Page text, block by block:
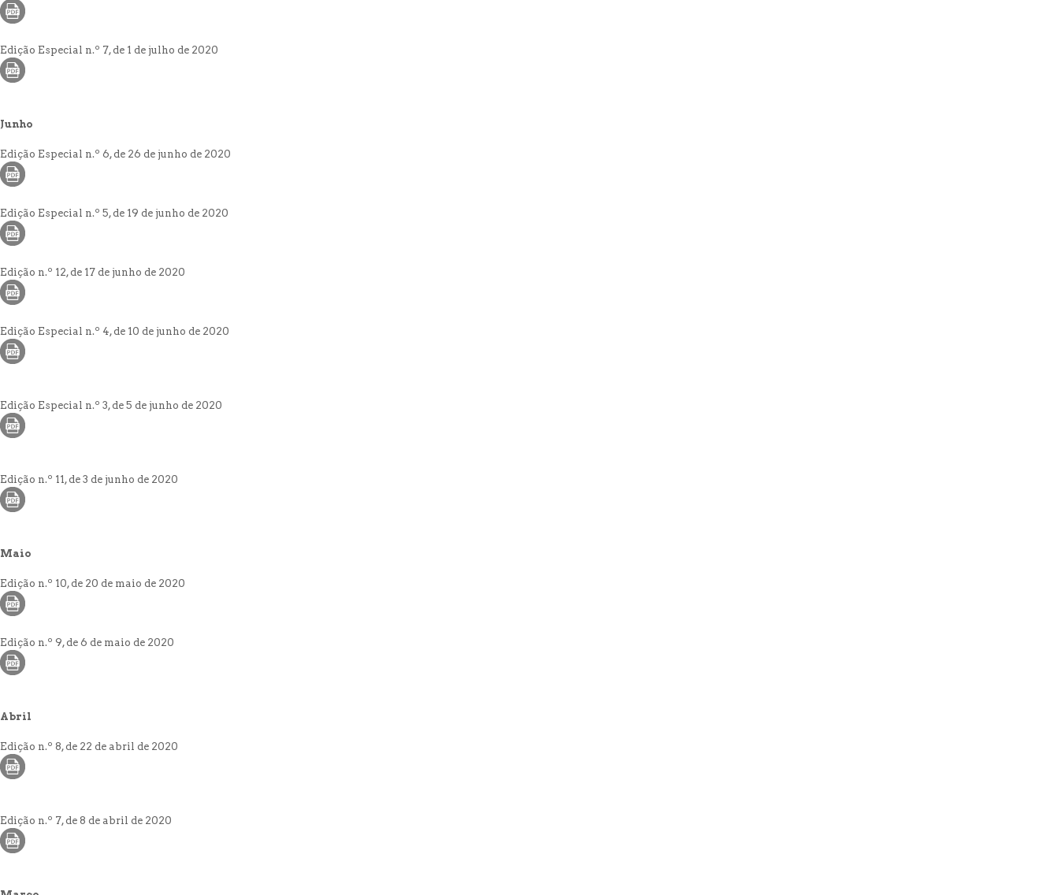
Edição Especial n.º 7, de 1 de julho de 2020
Junho
Edição Especial n.º 6, de 26 de junho de 2020
Edição Especial n.º 5, de 19 de junho de 2020
Edição n.º 12, de 17 de junho de 2020
Edição Especial n.º 4, de 10 de junho de 2020
Edição Especial n.º 3, de 5 de junho de 2020
Edição n.º 11, de 3 de junho de 2020
Maio
Edição n.º 10, de 20 de maio de 2020
Edição n.º 9, de 6 de maio de 2020
Abril
Edição n.º 8, de 22 de abril de 2020
Edição n.º 7, de 8 de abril de 2020